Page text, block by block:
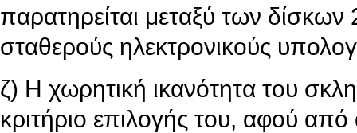
παρατηρείται μεταξύ των
σταθερούς ηλεκτρονικούς
ζ) Η χωρητική ικανότητα του
κριτήριο επιλογής του, αφού